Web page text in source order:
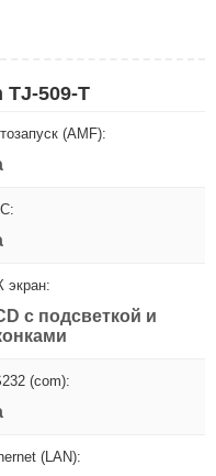
TJ-509-T
(AMF):
экран:
с подсветкой и
(com):
(LAN):